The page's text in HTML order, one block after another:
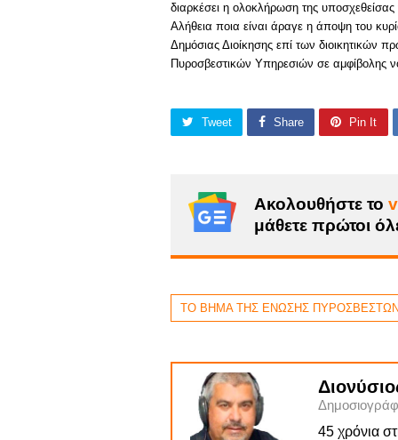
διαρκέσει η ολοκλήρωση της
Αλήθεια ποια είναι άραγε η άποψη του
Δημόσιας Διοίκησης επί των διοικητικών
Πυροσβεστικών Υπηρεσιών σε αμφίβολης
Tweet Share Pin It
Ακολουθήστε το
μάθετε πρώτοι
ΤΟ ΒΗΜΑ ΤΗΣ ΕΝΩΣΗΣ
45 χρόνια